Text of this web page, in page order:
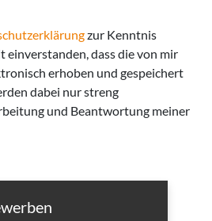
zur Kenntnis
einverstanden, dass die von mir
erhoben und gespeichert
dabei nur streng
und Beantwortung meiner